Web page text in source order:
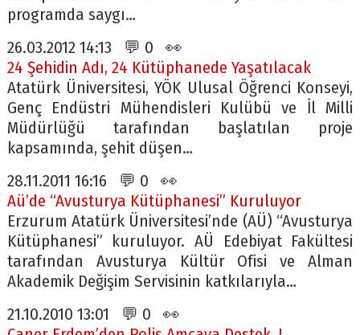
programda saygı…
26.03.2012 14:13 💬 0 👀
24 Şehidin Adı, 24 Kütüphanede Yaşatılacak
Atatürk Üniversitesi, YÖK Ulusal Öğrenci Konseyi,
Genç Endüstri Mühendisleri Kulübü ve İl Milli
Müdürlüğü tarafından başlatılan proje
kapsamında, şehit düşen…
28.11.2011 16:16 💬 0 👀
Aü’de “Avusturya Kütüphanesi” Kuruluyor
Erzurum Atatürk Üniversitesi’nde (AÜ) “Avusturya
Kütüphanesi” kuruluyor. AÜ Edebiyat Fakültesi
tarafından Avusturya Kültür Ofisi ve Alman
Akademik Değişim Servisinin katkılarıyla…
21.10.2010 13:01 💬 0 👀